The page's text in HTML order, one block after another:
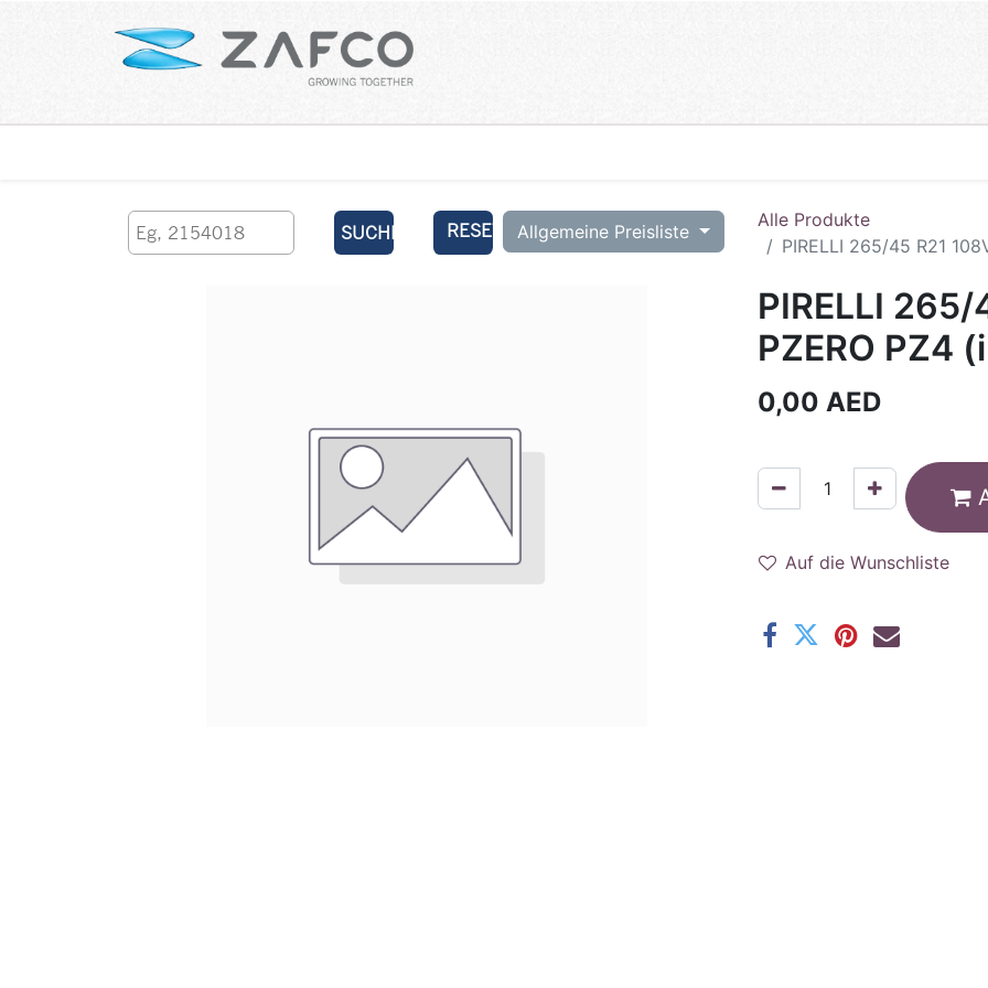
SUCHEN RESET Allgemeine Preisliste
Alle Produkte
PIRELLI 265/45 R21
PIRELLI 265/
PZERO PZ4
0,00 AED
Auf die Wunschliste